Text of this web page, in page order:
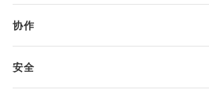
申请免费帐户
协作
翻译人员
安全